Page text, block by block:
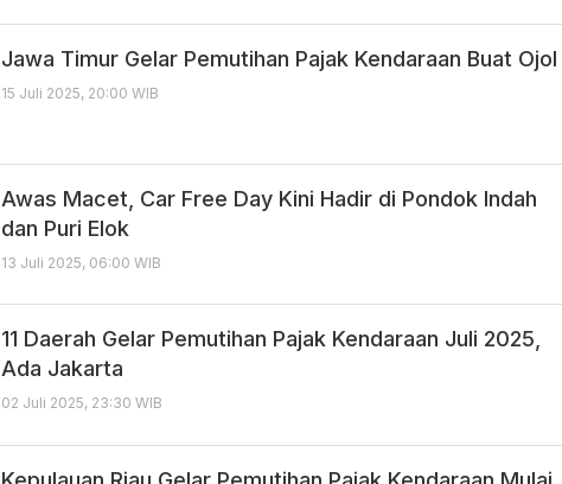
Jawa Timur Gelar Pemutihan Pajak Kendaraan Buat Ojol
15 Juli 2025, 20:00 WIB
Awas Macet, Car Free Day Kini Hadir di Pondok Indah
dan Puri Elok
13 Juli 2025, 06:00 WIB
11 Daerah Gelar Pemutihan Pajak Kendaraan Juli 2025,
Ada Jakarta
02 Juli 2025, 23:30 WIB